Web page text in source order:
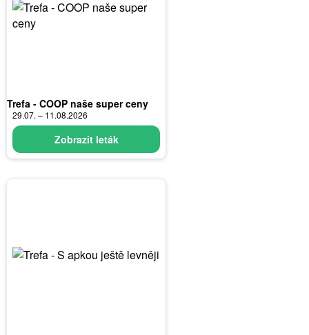
Trefa - COOP naše super ceny
29.07. – 11.08.2026
Zobrazit leták